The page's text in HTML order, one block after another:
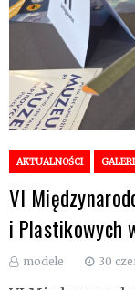
AKTUALNOŚCI
VI
i Plastikowych
modele 30